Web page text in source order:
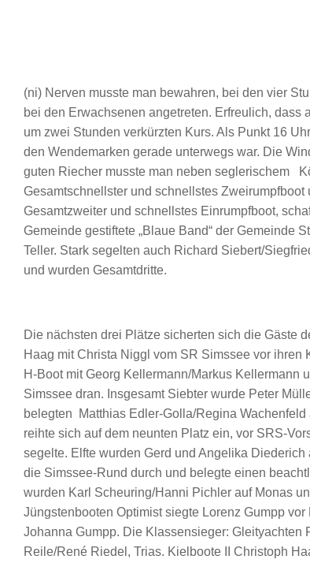
(ni) Nerven musste man bewahren, bei den vier
bei den Erwachsenen angetreten. Erfreulich,
um zwei Stunden verkürzten Kurs. Als Punkt 16
den Wendemarken gerade unterwegs war. Die
guten Riecher musste man neben seglerischem
Gesamtschnellster und schnellstes
Gesamtzweiter und schnellstes Einrumpfboot,
Gemeinde gestiftete „Blaue Band“ der Gemeinde
Teller. Stark segelten auch Richard Siebert/
und wurden Gesamtdritte.
Die nächsten drei Plätze sicherten sich die Gäste
Haag mit Christa Niggl vom SR Simssee vor
H-Boot mit Georg Kellermann/Markus
Simssee dran. Insgesamt Siebter wurde Peter
belegten Matthias Edler-Golla/Regina
reihte sich auf dem neunten Platz ein, vor SRS-
segelte. Elfte wurden Gerd und Angelika
die Simssee-Rund durch und belegte einen
wurden Karl Scheuring/Hanni Pichler auf Monas
Jüngstenbooten Optimist siegte Lorenz Gumpp
Johanna Gumpp. Die Klassensieger:
Reile/René Riedel, Trias. Kielboote II Christoph